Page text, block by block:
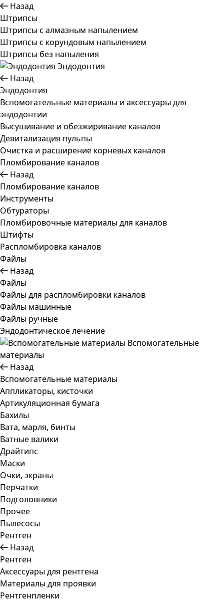
Назад
Штрипсы
Штрипсы c алмазным напылением
Штрипсы c корундовым напылением
Штрипсы без напыления
Эндодонтия
Назад
Эндодонтия
Вспомогательные материалы и аксессуары для
эндодонтии
Высушивание и обезжиривание каналов
Девитализация пульпы
Очистка и расширение корневых каналов
Пломбирование каналов
Назад
Пломбирование каналов
Инструменты
Обтураторы
Пломбировочные материалы для каналов
Штифты
Распломбировка каналов
Файлы
Назад
Файлы
Файлы для распломбировки каналов
Файлы машинные
Файлы ручные
Эндодонтическое лечение
Вспомогательные
материалы
Назад
Вспомогательные материалы
Аппликаторы, кисточки
Артикуляционная бумага
Бахилы
Вата, марля, бинты
Ватные валики
Драйтипс
Маски
Очки, экраны
Перчатки
Подголовники
Прочее
Пылесосы
Рентген
Назад
Рентген
Аксессуары для рентгена
Материалы для проявки
Рентгенпленки